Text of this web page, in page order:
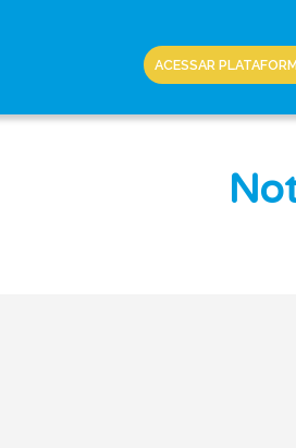
ACESSAR